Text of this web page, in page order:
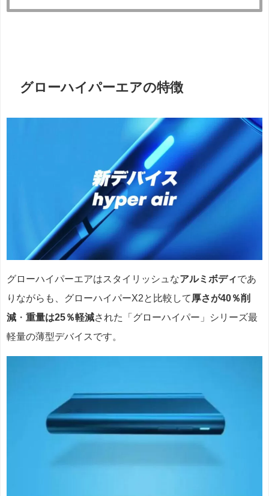
グローハイパーエアの特徴
グローハイパーエアはスタイリッシュなアルミボディであ
りながらも、グローハイパーX2と比較して 厚さが40％削
減 ・ 重量は25％軽減された「グローハイパー」シリーズ最
軽量の薄型デバイスです。